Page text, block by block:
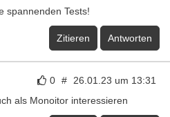
spannenden Tests!
Zitieren Antworten
0 # 26.01.23 um 13:31
als Monoitor interessieren